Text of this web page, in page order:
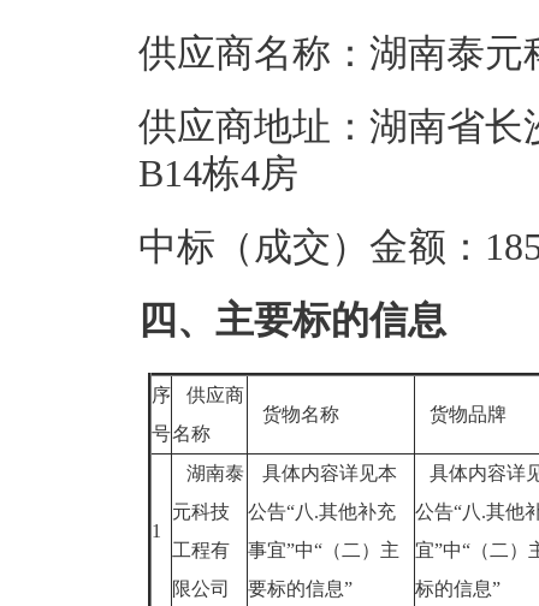
供应商名称：湖南泰元
供应商地址：湖南省
B14栋4房
中标（成交）金额：
四、主要标的信息
序
号
供应商
名称
货物名称 货物品牌
1
湖南泰
元科技
工程有
限公司
具体内容详见本
公告“八.其他补充
事宜”中“（二）主
要标的信息”
具体内容详
公告“八.其他
宜”中“（二）
标的信息”